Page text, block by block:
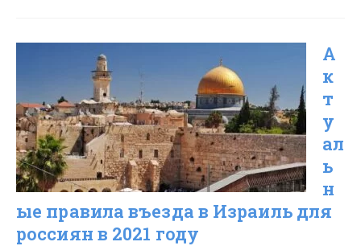
Геленджик
без
прививки
от
коронавируса
А
к
т
у
ал
ь
н
ые правила въезда в Израиль для
россиян в 2021 году